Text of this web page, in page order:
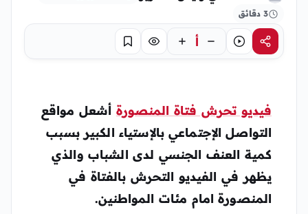
3 دقائق
مشاركةاستماع أ تركيز حفظ
فيديو تحرش فتاة المنصورة أشعل مواقع
التواصل الإجتماعي بالإستياء الكبير بسبب
كمية العنف الجنسي لدى الشباب والذي
يظهر في الفيديو التحرش بالفتاة في
المنصورة امام مئات المواطنين.